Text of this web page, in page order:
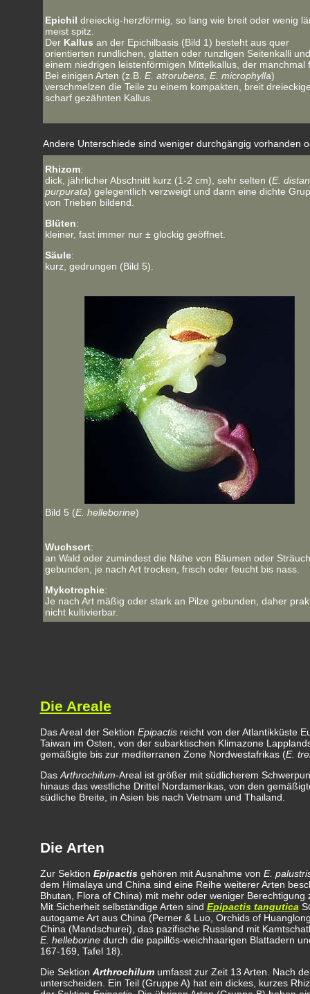
Epichil dreieckig-herzförmig, so lang wie breit oder wenig
meist spitz.
Der Kallus an der Epichilbasis (Bild 1) besteht aus quer
orientierten rundlichen, glatten oder runzligen Seitenkalli und
einem niedrigen leistenförmigen Mittelkallus, der manchmal
Bei einigen Arten (z.B. E. atrorubens, E. microphylla)
verschmelzen die Teile zu einem kompakten, breit
scharf gezähnten Kallus.
Andere Unterschiede sind weniger durchgängig vorhanden
Rhizom:
dick, jährlicher Abschnitt kurz (1-2 cm), sehr selten (E.
purpurata) gelegentlich verzweigt und dann eine dichte
von Trieben bildend.
Blüten:
kleiner, fast immer nur ± glockig geöffnet.
Säule:
kurz, gedrungen (Bild 5).
Bild 5 (E. helleborine)
Wuchsort:
an Wald oder zumindest die Nähe von Bäumen oder
gebunden, je nach Art trocken, frisch oder feucht bis nass.
Mykotrophie:
Je nach Art mäßig oder stark an Pilze gebunden, daher
nicht kultivierbar.
Die Areale
Das Areal der Sektion Epipactisreicht von der Atlantikküste
Taiwan im Osten, von der subarktischen Klimazone
gemäßigte bis zur mediterranen Zone Nordwestafrikas (E.
DasArthrochilum-Areal ist größer mit südlicherem
hinaus das westliche Drittel Nordamerikas, von den
südliche Breite, in Asien bis nach Vietnam und Thailand.
Die Arten
Zur Sektion Epipactisgehören mit Ausnahme von E.
dem Himalaya und China sind eine Reihe weiterer Arten
Bhutan, Flora of China) mit mehr oder weniger
Mit Sicherheit selbständige Arten sind Epipactis tanguticaS
autogame Art aus China (Perner & Luo, Orchids of
China (Mandschurei), das pazifische Russland mit
E. helleborinedurch die papillös-weichhaarigen Blattadern
167-169, Tafel 18).
Die Sektion Arthrochilumumfasst zur Zeit 13 Arten. Nach
unterscheiden. Ein Teil (Gruppe A) hat ein dickes, kurzes